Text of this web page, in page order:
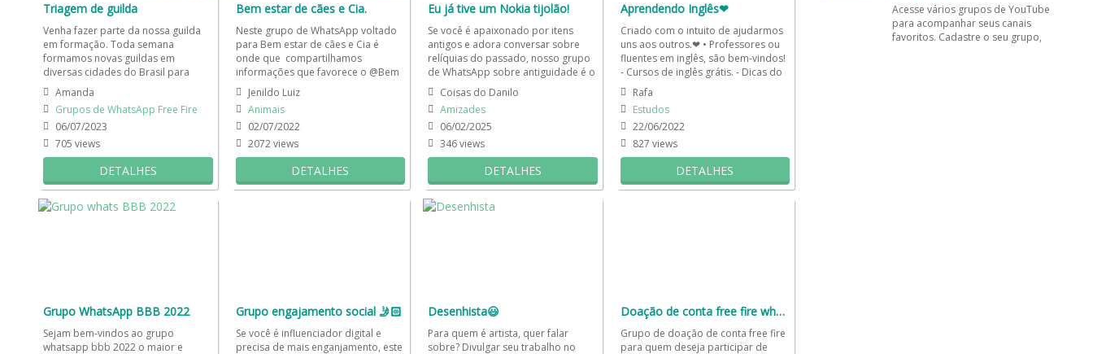
Triagem de guilda
Venha fazer parte da nossa guilda
em formação. Toda semana
formamos novas guildas em
diversas cidades do Brasil para
mulheres e para homens. Aqui
todos podem...
Amanda
Grupos de WhatsApp Free Fire
06/07/2023
705 views
DETALHES
Bem estar de cães e Cia.
Neste grupo de WhatsApp voltado
para Bem estar de cães e Cia é
onde que compartilhamos
informações que favorece o @Bem
estar de cães e outros animais...
Jenildo Luiz
Animais
02/07/2022
2072 views
DETALHES
Eu já tive um Nokia tijolão!
Se você é apaixonado por itens
antigos e adora conversar sobre
relíquias do passado, nosso grupo
de WhatsApp sobre antiguidade é o
lugar ideal para você!...
Coisas do Danilo
Amizades
06/02/2025
346 views
DETALHES
Aprendendo Inglês❤
Criado com o intuito de ajudarmos
uns aos outros.❤ • Professores ou
fluentes em inglês, são bem-vindos!
- Cursos de inglês grátis. - Dicas do
dia...Rafa
Estudos
22/06/2022
827 views
DETALHES
Grupo WhatsApp BBB 2022
Sejam bem-vindos ao grupo
whatsapp bbb 2022 o maior e
Grupo engajamento social 🤳🏻
Se você é influenciador digital e
precisa de mais enganjamento, este
Desenhista😃
Para quem é artista, quer falar
sobre? Divulgar seu trabalho no
Doação de conta free fire whatsapp 2022
Grupo de doação de conta free fire
para quem deseja participar de
Acesse vários grupos de YouTube
para acompanhar seus canais
favoritos. Cadastre o seu grupo,